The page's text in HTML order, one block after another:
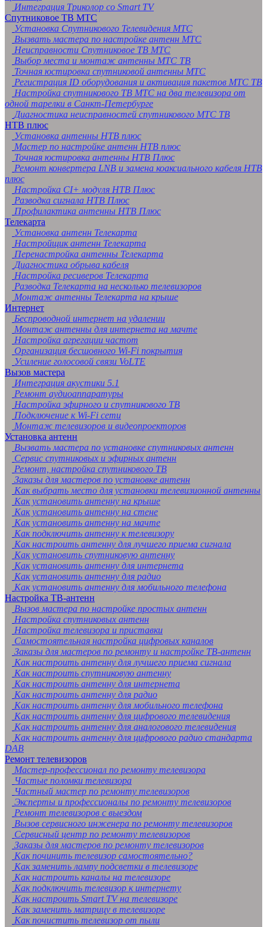
Интеграция Триколор со Smart TV
Спутниковое ТВ МТС
Установка Спутникового Телевидения МТС
Вызвать мастера по настройке антенн МТС
Неисправности Спутниковое ТВ МТС
Выбор места и монтаж антенны МТС ТВ
Точная юстировка спутниковой антенны МТС
Регистрация ID оборудования и активация пакетов МТС ТВ
Настройка спутникового ТВ МТС на два телевизора от
одной тарелки в Санкт-Петербурге
Диагностика неисправностей спутникового МТС ТВ
НТВ плюс
Установка антенны НТВ плюс
Мастер по настройке антенн НТВ плюс
Точная юстировка антенны НТВ Плюс
Ремонт конвертера LNB и замена коаксиального кабеля НТВ
плюс
Настройка CI+ модуля НТВ Плюс
Разводка сигнала НТВ Плюс
Профилактика антенны НТВ Плюс
Телекарта
Установка антенн Телекарта
Настройщик антенн Телекарта
Перенастройка антенны Телекарта
Диагностика обрыва кабеля
Настройка ресиверов Телекарта
Разводка Телекарта на несколько телевизоров
Монтаж антенны Телекарта на крыше
Интернет
Беспроводной интернет на удалении
Монтаж антенны для интернета на мачте
Настройка агрегации частот
Организация бесшовного Wi-Fi покрытия
Усиление голосовой связи VoLTE
Вызов мастера
Интеграция акустики 5.1
Ремонт аудиоаппаратуры
Настройка эфирного и спутникового ТВ
Подключение к Wi-Fi сети
Монтаж телевизоров и видеопроекторов
Установка антенн
Вызвать мастера по установке спутниковых антенн
Сервис спутниковых и эфирных антенн
Ремонт, настройка спутникового ТВ
Заказы для мастеров по установке антенн
Как выбрать место для установки телевизионной антенны
Как установить антенну на крыше
Как установить антенну на стене
Как установить антенну на мачте
Как подключить антенну к телевизору
Как настроить антенну для лучшего приема сигнала
Как установить спутниковую антенну
Как установить антенну для интернета
Как установить антенну для радио
Как установить антенну для мобильного телефона
Настройка ТВ-антенн
Вызов мастера по настройке простых антенн
Настройка спутниковых антенн
Настройка телевизора и приставки
Самостоятельная настройка цифровых каналов
Заказы для мастеров по ремонту и настройке ТВ-антенн
Как настроить антенну для лучшего приема сигнала
Как настроить спутниковую антенну
Как настроить антенну для интернета
Как настроить антенну для радио
Как настроить антенну для мобильного телефона
Как настроить антенну для цифрового телевидения
Как настроить антенну для аналогового телевидения
Как настроить антенну для цифрового радио стандарта
DAB
Ремонт телевизоров
Мастер-профессионал по ремонту телевизора
Частые поломки телевизора
Частный мастер по ремонту телевизоров
Эксперты и профессионалы по ремонту телевизоров
Ремонт телевизоров с выездом
Вызов сервисного инженера по ремонту телевизоров
Сервисный центр по ремонту телевизоров
Заказы для мастеров по ремонту телевизоров
Как починить телевизор самостоятельно?
Как заменить лампу подсветки в телевизоре
Как настроить каналы на телевизоре
Как подключить телевизор к интернету
Как настроить Smart TV на телевизоре
Как заменить матрицу в телевизоре
Как почистить телевизор от пыли